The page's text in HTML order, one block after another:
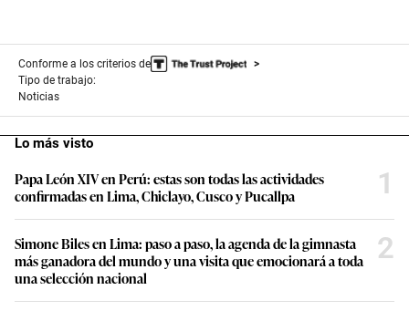
Conforme a los criterios de
Tipo de trabajo:
Noticias
Lo más visto
Papa León XIV en Perú: estas son todas las actividades
confirmadas en Lima, Chiclayo, Cusco y Pucallpa
1
Simone Biles en Lima: paso a paso, la agenda de la gimnasta
más ganadora del mundo y una visita que emocionará a toda
una selección nacional
2